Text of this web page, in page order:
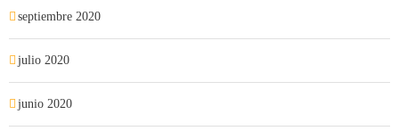
septiembre 2020
julio 2020
junio 2020